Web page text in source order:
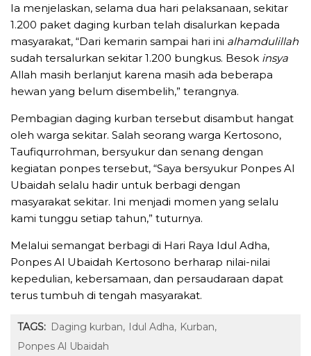
Ia menjelaskan, selama dua hari pelaksanaan, sekitar
1.200 paket daging kurban telah disalurkan kepada
masyarakat, “Dari kemarin sampai hari ini alhamdulillah
sudah tersalurkan sekitar 1.200 bungkus. Besok insya
Allah masih berlanjut karena masih ada beberapa
hewan yang belum disembelih,” terangnya.
Pembagian daging kurban tersebut disambut hangat
oleh warga sekitar. Salah seorang warga Kertosono,
Taufiqurrohman, bersyukur dan senang dengan
kegiatan ponpes tersebut, “Saya bersyukur Ponpes Al
Ubaidah selalu hadir untuk berbagi dengan
masyarakat sekitar. Ini menjadi momen yang selalu
kami tunggu setiap tahun,” tuturnya.
Melalui semangat berbagi di Hari Raya Idul Adha,
Ponpes Al Ubaidah Kertosono berharap nilai-nilai
kepedulian, kebersamaan, dan persaudaraan dapat
terus tumbuh di tengah masyarakat.
TAGS: Daging kurban Idul Adha
Kurban
Ponpes Al Ubaidah